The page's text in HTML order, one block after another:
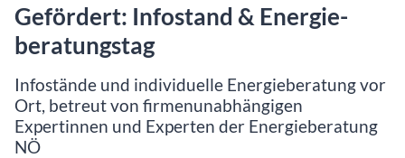
Gefördert: Infostand & Energie­
beratungstag
Infostände und individuelle Energieberatung vor
Ort, betreut von firmenunabhängigen
Expertinnen und Experten der Energieberatung
NÖ